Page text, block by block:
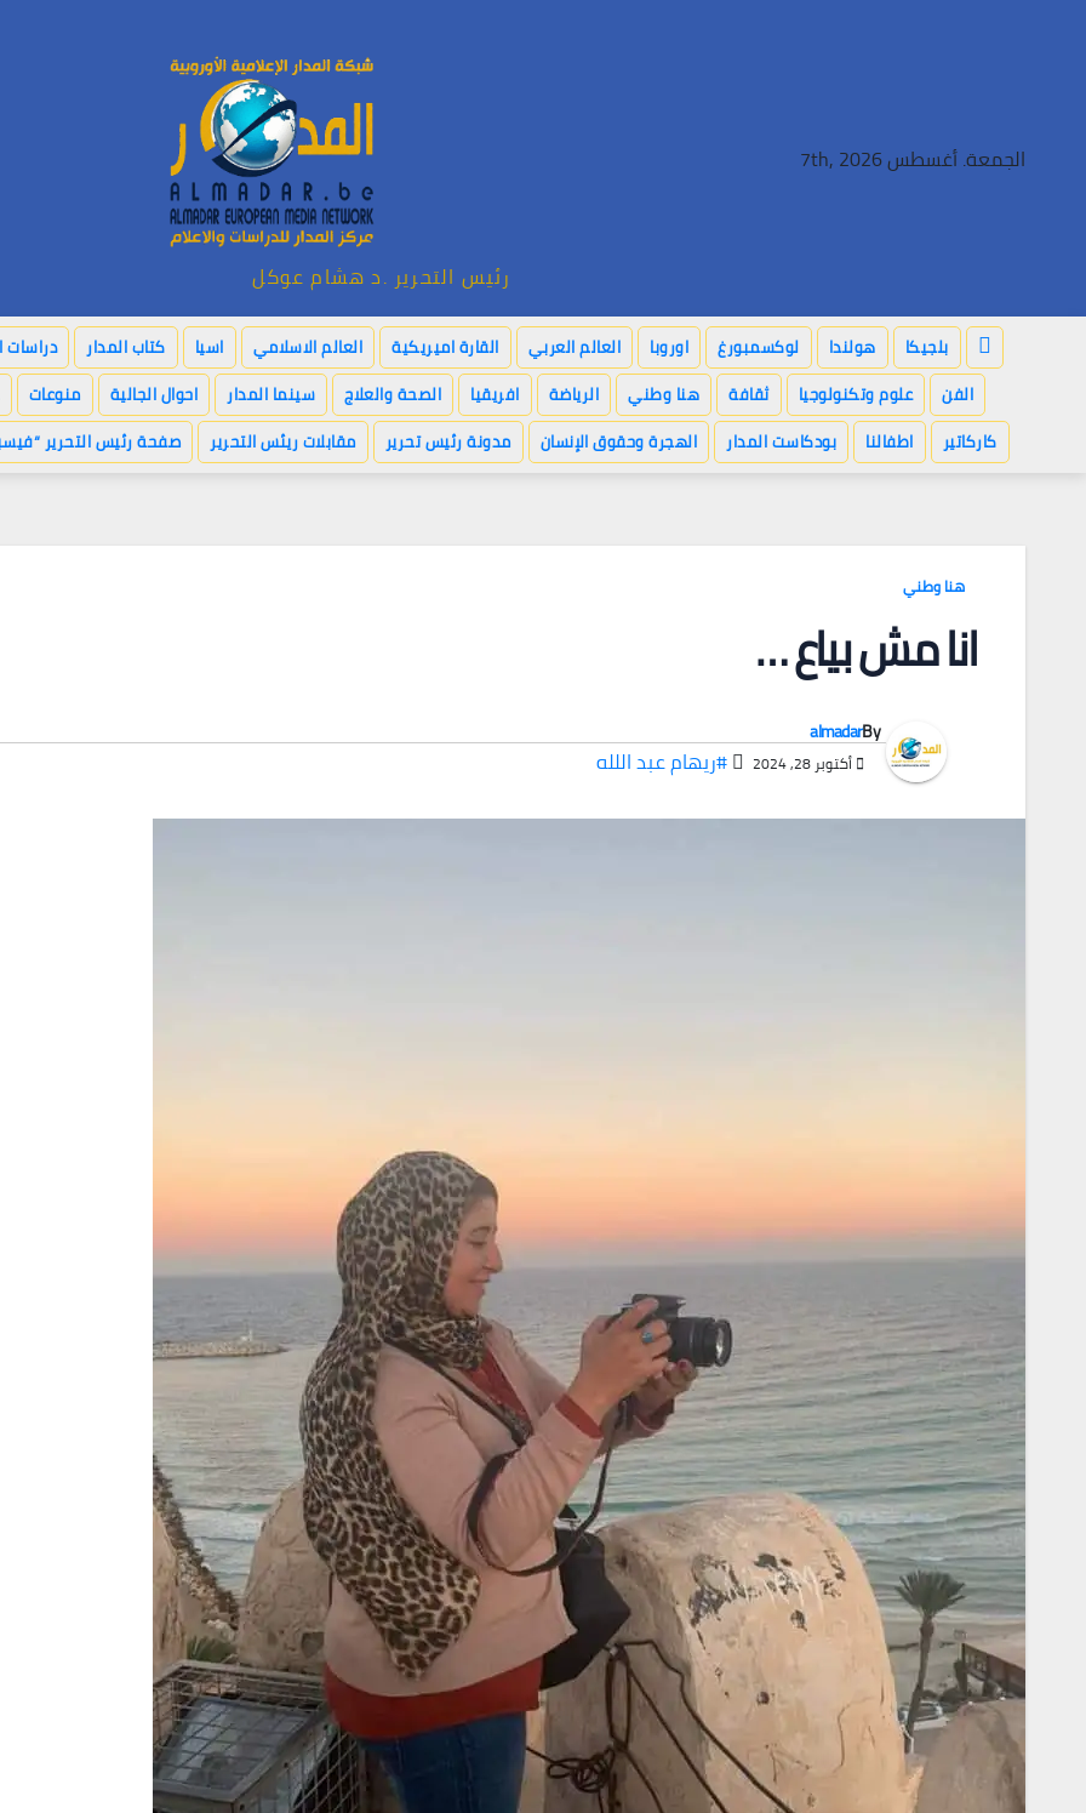
الجمعة. أغسطس 7th, 2026
رئيس التحرير .د هشام عوكل
بلجيكا هولندا لوكسمبورغ اوروبا العالم العربي القارة اميريكية العالم الاسلامي اسيا كتاب المدار دراسات
الفن
علوم وتكنولوجيا ثقافة هنا وطني الرياضة افريقيا الصحة والعلاج سينما المدار احوال الجالية منوعات
كاركاتير
اطفالنا بودكاست المدار الهجرة وحقوق الإنسان مدونة رئيس تحرير مقابلات ريئس التحرير صفحة رئيس التحرير
هنا وطني
انا مش بياع …
By
almadar
أكتوبر 28, 2024 #ريهام عبد اللله